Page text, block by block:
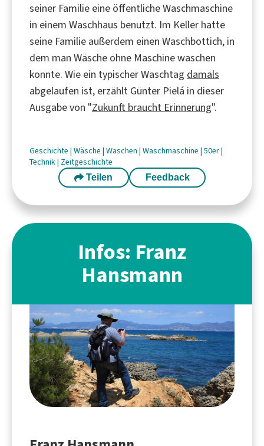
seiner Familie eine öffentliche Waschmaschine
in einem Waschhaus benutzt. Im Keller hatte
seine Familie außerdem einen Waschbottich, in
dem man Wäsche ohne Maschine waschen
konnte. Wie ein typischer Waschtag damals
abgelaufen ist, erzählt Günter Pielá in dieser
Ausgabe von "Zukunft braucht Erinnerung".
Geschichte | Wäsche | Waschen | Waschmaschine | 50er|
Technik| Zeitgeschichte
Teilen Feedback
Infos: Franz
Hansmann